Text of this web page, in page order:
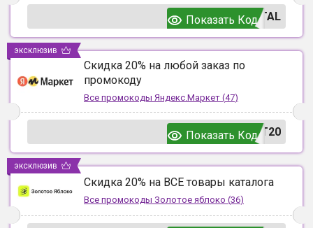
TAL
Показать Код
Скидка 20% на любой заказ по
промокоду
Все промокоды Яндекс.Маркет (47)
T20
Показать Код
эксклюзив
Скидка 20% на ВСЕ товары каталога
Все промокоды Золотое яблоко (36)
эксклюзив